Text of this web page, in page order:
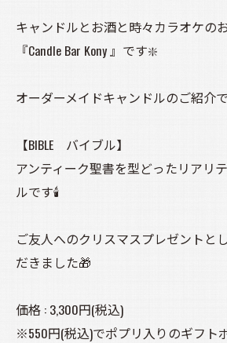
キャンドルとお酒と時々カラオケの
『Candle Bar Kony 』です❇️
オーダーメイドキャンドルのご紹介
【BIBLE バイブル】
アンティーク聖書を型どったリアリ
ルです🕯️
ご友人へのクリスマスプレゼントと
だきました🎁
価格 : 3,300円(税込)
※550円(税込)でポプリ入りのギフト